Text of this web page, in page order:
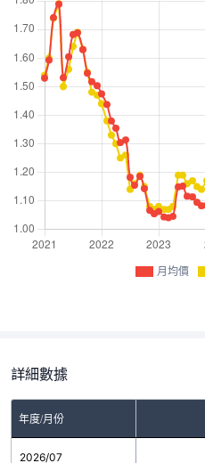
月均價
詳細數據
年度/月份
2026/07